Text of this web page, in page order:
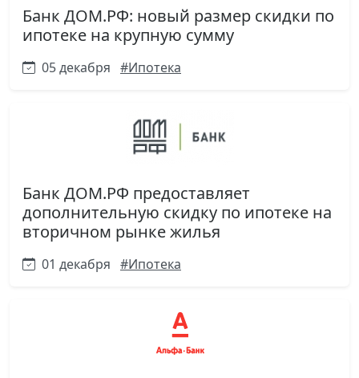
Банк ДОМ.РФ: новый размер скидки по
ипотеке на крупную сумму
05 декабря #Ипотека
Банк ДОМ.РФ предоставляет
дополнительную скидку по ипотеке на
вторичном рынке жилья
01 декабря #Ипотека